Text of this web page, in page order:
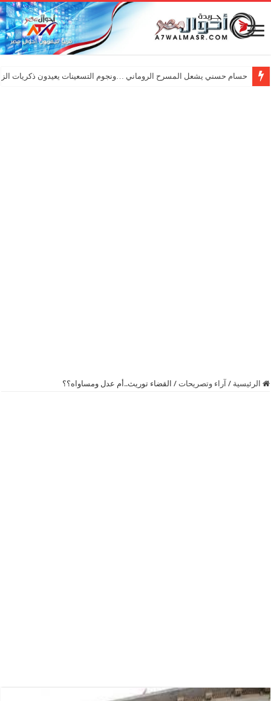
حسام حسني يشعل المسرح الروماني …ونجوم التسعينات يعيدون ذكريات
الرئيسية / آراء وتصريحات / القضاء توريث..أم عدل ومساواه؟؟